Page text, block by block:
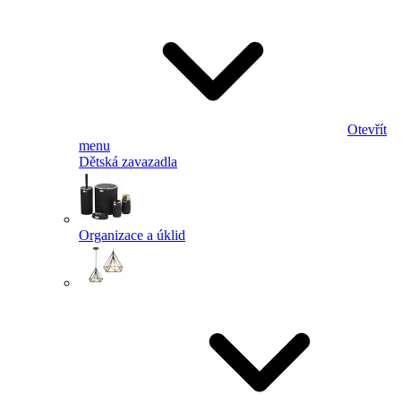
Otevřít
menu
Dětská zavazadla
Organizace a úklid